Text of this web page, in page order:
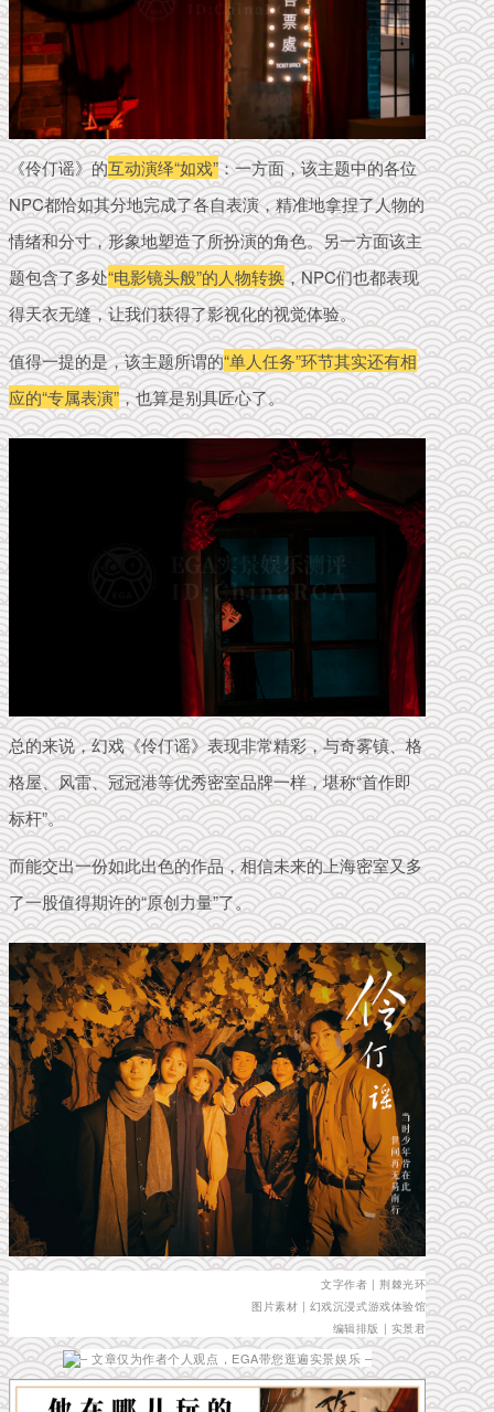
《伶仃谣》的互动演绎“如戏”：一方面，该主题中的各位
NPC都恰如其分地完成了各自表演，精准地拿捏了人物的
情绪和分寸，形象地塑造了所扮演的角色。另一方面该主
题包含了多处“电影镜头般”的人物转换，NPC们也都表现
得天衣无缝，让我们获得了影视化的视觉体验。
值得一提的是，该主题所谓的“单人任务”环节其实还有相
应的“专属表演”，也算是别具匠心了。
总的来说，幻戏《伶仃谣》表现非常精彩，与奇雾镇、格
格屋、风雷、冠冠港等优秀密室品牌一样，堪称“首作即
标杆”。
而能交出一份如此出色的作品，相信未来的上海密室又多
了一股值得期许的“原创力量”了。
文字作者 | 荆棘光环
图片素材 | 幻戏沉浸式游戏体验馆
编辑排版 | 实景君
– 文章仅为作者个人观点，EGA带您逛遍实景娱乐 –